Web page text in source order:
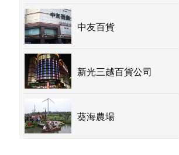
中友百貨
新光三越百貨公司
葵海農場